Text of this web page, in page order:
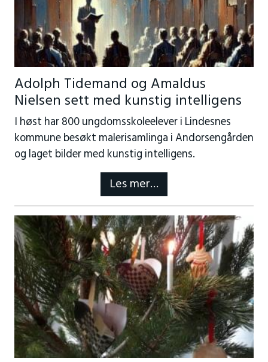
Adolph Tidemand og Amaldus
Nielsen sett med kunstig intelligens
I høst har 800 ungdomsskoleelever i Lindesnes
kommune besøkt malerisamlinga i Andorsengården
og laget bilder med kunstig intelligens.
Les mer…